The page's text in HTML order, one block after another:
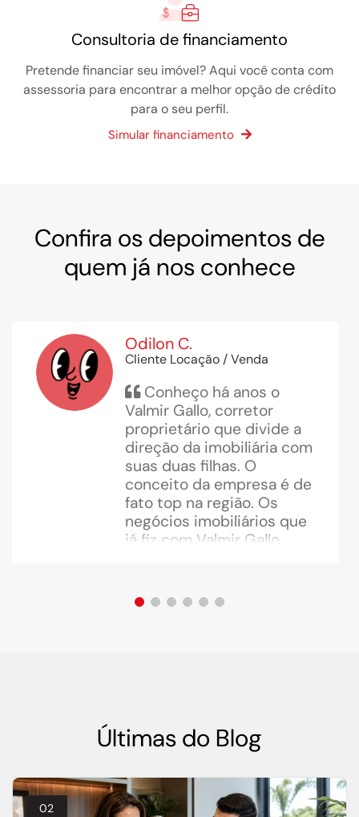
Consultoria de financiamento
Pretende financiar seu imóvel? Aqui você conta com
assessoria para encontrar a melhor opção de crédito
para o seu perfil.
Simular financiamento
Confira os depoimentos de
quem já nos conhece
Odilon C.
Cliente Locação / Venda
Conheço há anos o
Valmir Gallo, corretor
proprietário que divide a
direção da imobiliária com
suas duas filhas. O
conceito da empresa é de
fato top na região. Os
negócios imobiliários que
já fiz com Valmir Gallo,
maneira possível e a
Últimas do Blog
02